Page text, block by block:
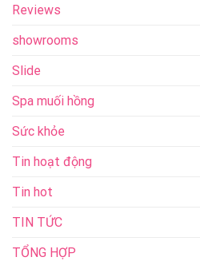
Reviews
showrooms
Slide
Spa muối hồng
Sức khỏe
Tin hoạt động
Tin hot
TIN TỨC
TỔNG HỢP